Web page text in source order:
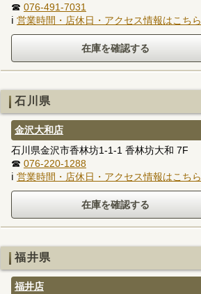
☎ 076-491-7031
ℹ 営業時間・店休日・アクセス情報はこちら
石川県
金沢大和店
石川県金沢市香林坊1-1-1 香林坊大和 7F
☎ 076-220-1288
ℹ 営業時間・店休日・アクセス情報はこちら
福井県
福井店